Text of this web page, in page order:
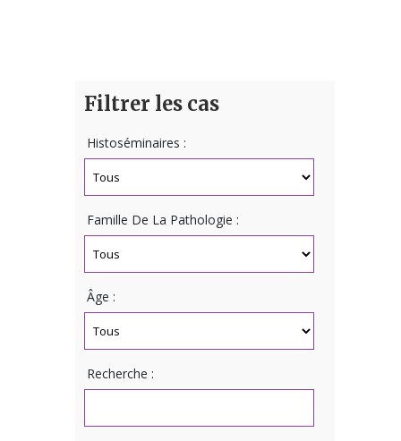
Filtrer les cas
Histoséminaires :
Famille De La Pathologie :
Âge :
Recherche :